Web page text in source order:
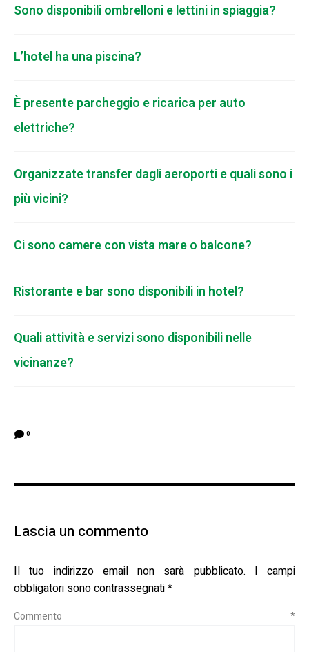
Sono disponibili ombrelloni e lettini in spiaggia?
L’hotel ha una piscina?
È presente parcheggio e ricarica per auto
elettriche?
Organizzate transfer dagli aeroporti e quali sono i
più vicini?
Ci sono camere con vista mare o balcone?
Ristorante e bar sono disponibili in hotel?
Quali attività e servizi sono disponibili nelle
vicinanze?
0
Lascia un commento
Il tuo indirizzo email non sarà pubblicato.
I campi
obbligatori sono contrassegnati*
Commento *